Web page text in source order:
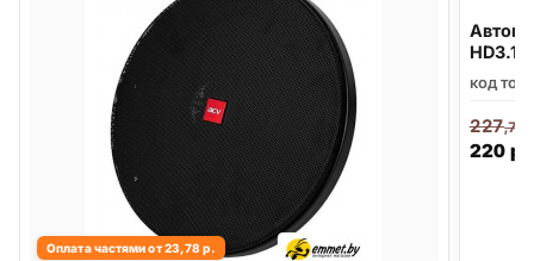
Оплата частями от 23,78 р.
HD3.1
код
220р.
227,70